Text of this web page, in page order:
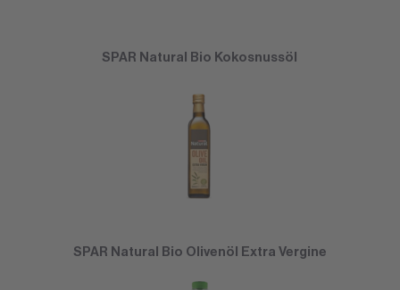
SPAR Natural Bio Kokosnussöl
SPAR Natural Bio Olivenöl Extra Vergine